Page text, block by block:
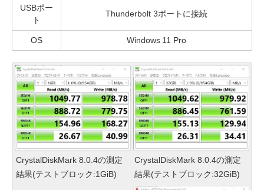
USBポー
ト
Thunderbolt 3ポートに接続
OS Windows 11 Pro
CrystalDiskMark 8.0.4の測定
結果(テストブロック:1GiB)
CrystalDiskMark 8.0.4の測定
結果(テストブロック:32GiB)